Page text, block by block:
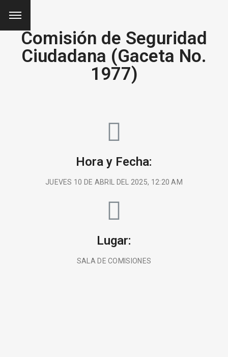
Comisión de Seguridad
Ciudadana (Gaceta No.
1977)
Hora y Fecha:
JUEVES 10 DE ABRIL DEL 2025, 12:20 AM
Lugar:
SALA DE COMISIONES